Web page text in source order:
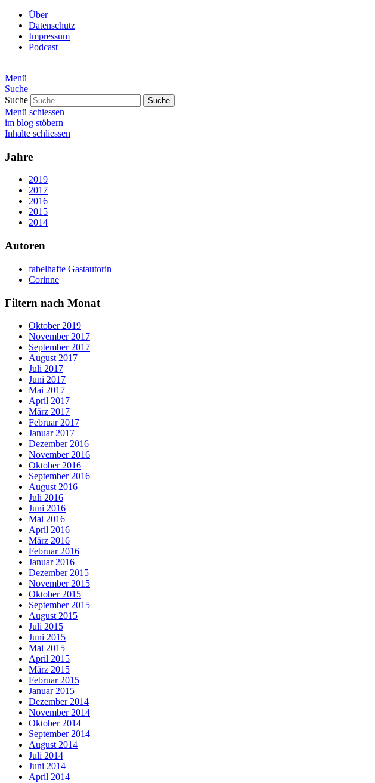
Über
Datenschutz
Impressum
Podcast
Menü
Suche
Suche
Menü schiessen
im blog stöbern
Inhalte schliessen
Jahre
2019
2017
2016
2015
2014
Autoren
fabelhafte Gastautorin
Corinne
Filtern nach Monat
Oktober 2019
November 2017
September 2017
August 2017
Juli 2017
Juni 2017
Mai 2017
April 2017
März 2017
Februar 2017
Januar 2017
Dezember 2016
November 2016
Oktober 2016
September 2016
August 2016
Juli 2016
Juni 2016
Mai 2016
April 2016
März 2016
Februar 2016
Januar 2016
Dezember 2015
November 2015
Oktober 2015
September 2015
August 2015
Juli 2015
Juni 2015
Mai 2015
April 2015
März 2015
Februar 2015
Januar 2015
Dezember 2014
November 2014
Oktober 2014
September 2014
August 2014
Juli 2014
Juni 2014
April 2014